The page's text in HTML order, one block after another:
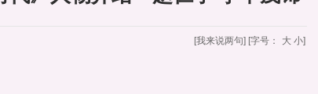
[我来说两句] [字号： 大 小]